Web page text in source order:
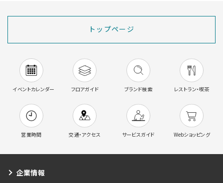
トップページ
イベントカレンダー フロアガイド ブランド検索 レストラン・喫茶
営業時間 交通・アクセス サービスガイド Webショッピング
企業情報